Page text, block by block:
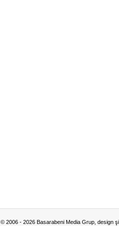
© 2006 - 2026 Basarabeni Media Grup, design